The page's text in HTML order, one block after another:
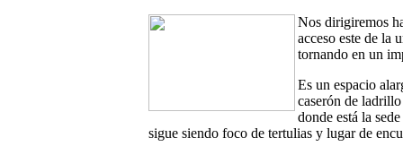
Nos dirigiremos
acceso este de la
tornando en un
Es un espacio
caserón de
donde está la
sigue siendo foco de tertulias y lugar de